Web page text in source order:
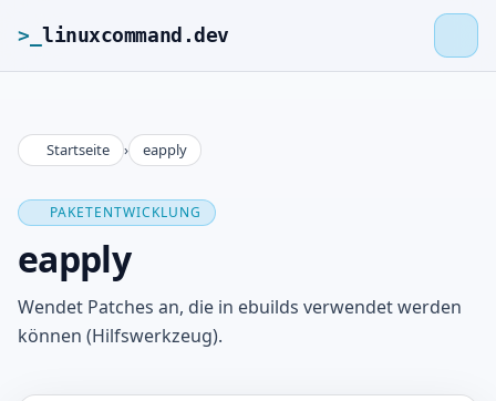
>_ linuxcommand.dev
>_linuxcommand.dev
Roadmap
Startseite › eapply
PAKETENTWICKLUNG
eapply
Wendet Patches an, die in ebuilds verwendet werden
können (Hilfswerkzeug).